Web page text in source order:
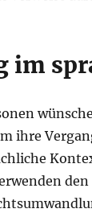
im
ihre